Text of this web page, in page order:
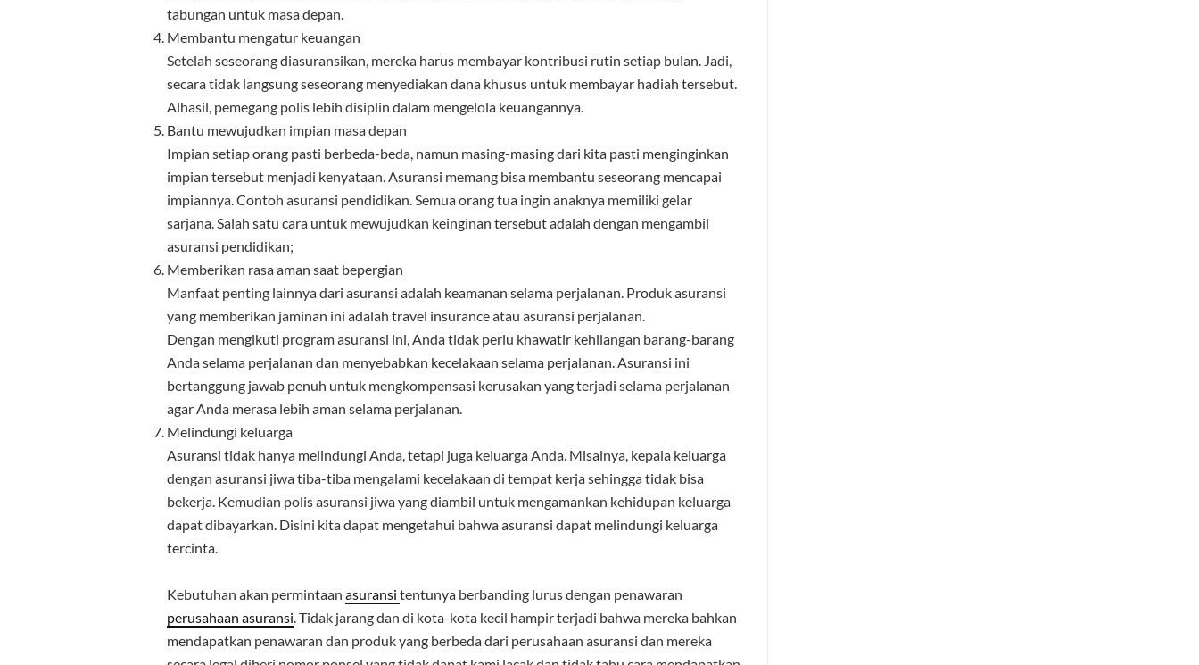
tabungan untuk masa depan.
Membantu mengatur keuangan
Setelah seseorang diasuransikan, mereka harus membayar kontribusi rutin setiap bulan. Jadi,
secara tidak langsung seseorang menyediakan dana khusus untuk membayar hadiah tersebut.
Alhasil, pemegang polis lebih disiplin dalam mengelola keuangannya.
Bantu mewujudkan impian masa depan
Impian setiap orang pasti berbeda-beda, namun masing-masing dari kita pasti menginginkan
impian tersebut menjadi kenyataan. Asuransi memang bisa membantu seseorang mencapai
impiannya. Contoh asuransi pendidikan. Semua orang tua ingin anaknya memiliki gelar
sarjana. Salah satu cara untuk mewujudkan keinginan tersebut adalah dengan mengambil
asuransi pendidikan;
Memberikan rasa aman saat bepergian
Manfaat penting lainnya dari asuransi adalah keamanan selama perjalanan. Produk asuransi
yang memberikan jaminan ini adalah travel insurance atau asuransi perjalanan.
Dengan mengikuti program asuransi ini, Anda tidak perlu khawatir kehilangan barang-barang
Anda selama perjalanan dan menyebabkan kecelakaan selama perjalanan. Asuransi ini
bertanggung jawab penuh untuk mengkompensasi kerusakan yang terjadi selama perjalanan
agar Anda merasa lebih aman selama perjalanan.
Melindungi keluarga
Asuransi tidak hanya melindungi Anda, tetapi juga keluarga Anda. Misalnya, kepala keluarga
dengan asuransi jiwa tiba-tiba mengalami kecelakaan di tempat kerja sehingga tidak bisa
bekerja. Kemudian polis asuransi jiwa yang diambil untuk mengamankan kehidupan keluarga
dapat dibayarkan. Disini kita dapat mengetahui bahwa asuransi dapat melindungi keluarga
tercinta.
Kebutuhan akan permintaan asuransi tentunya berbanding lurus dengan penawaran
perusahaan asuransi. Tidak jarang dan di kota-kota kecil hampir terjadi bahwa mereka bahkan
mendapatkan penawaran dan produk yang berbeda dari perusahaan asuransi dan mereka